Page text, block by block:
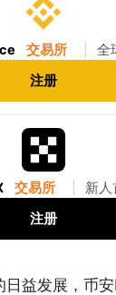
交易所 全
注册
交易所 新人
注册
日益发展，币